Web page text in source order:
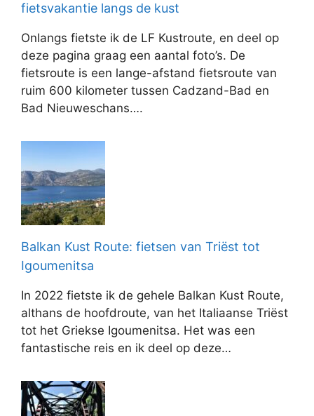
fietsvakantie langs de kust
Onlangs fietste ik de LF Kustroute, en deel op
deze pagina graag een aantal foto’s. De
fietsroute is een lange-afstand fietsroute van
ruim 600 kilometer tussen Cadzand-Bad en
Bad Nieuweschans….
Balkan Kust Route: fietsen van Triëst tot
Igoumenitsa
In 2022 fietste ik de gehele Balkan Kust Route,
althans de hoofdroute, van het Italiaanse Triëst
tot het Griekse Igoumenitsa. Het was een
fantastische reis en ik deel op deze…